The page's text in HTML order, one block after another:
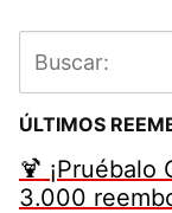
ÚLTIMOS
🍹 ¡Pruébalo
3.000